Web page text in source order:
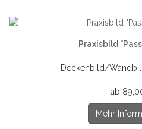
Praxisbild
Deckenbild/
ab
Mehr